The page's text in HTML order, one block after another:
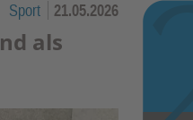
Sport 21.05.2026
als